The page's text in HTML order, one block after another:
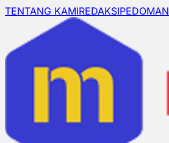
TENTANG KAMIREDAKSIPEDOMAN